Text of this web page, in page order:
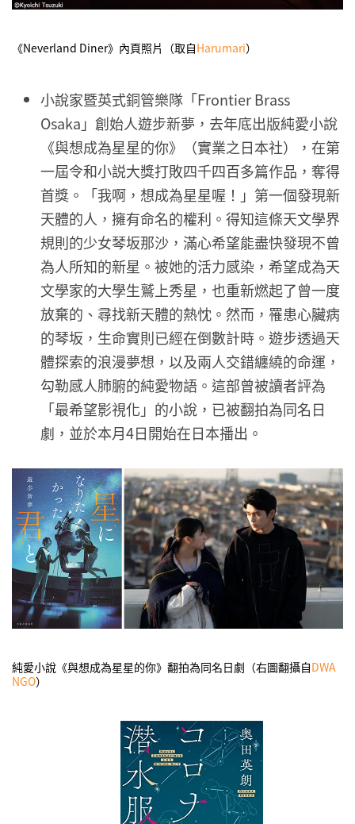
《Neverland Diner》內頁照片（取自Harumari）
小說家暨英式銅管樂隊「Frontier Brass
Osaka」創始人遊步新夢，去年底出版純愛小說
《與想成為星星的你》（實業之日本社），在第
一屆令和小説大獎打敗四千四百多篇作品，奪得
首獎。「我啊，想成為星星喔！」第一個發現新
天體的人，擁有命名的權利。得知這條天文學界
規則的少女琴坂那沙，滿心希望能盡快發現不曾
為人所知的新星。被她的活力感染，希望成為天
文學家的大學生鷲上秀星，也重新燃起了曾一度
放棄的、尋找新天體的熱忱。然而，罹患心臟病
的琴坂，生命實則已經在倒數計時。遊步透過天
體探索的浪漫夢想，以及兩人交錯纏繞的命運，
勾勒感人肺腑的純愛物語。這部曾被讀者評為
「最希望影視化」的小說，已被翻拍為同名日
劇，並於本月4日開始在日本播出。
純愛小說《與想成為星星的你》翻拍為同名日劇（右圖翻攝自DWA
NGO）